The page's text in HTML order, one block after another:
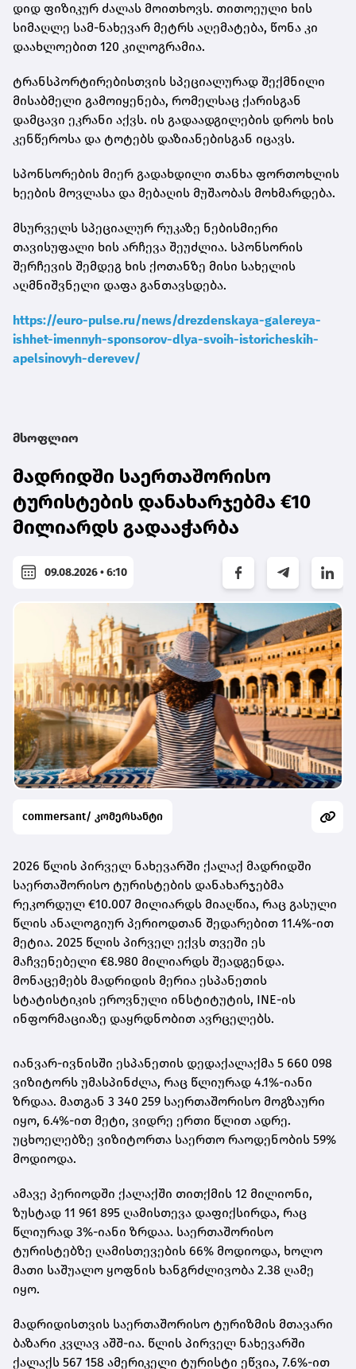
დიდ ფიზიკურ ძალას მოითხოვს. თითოეული ხის
სიმაღლე სამ-ნახევარ მეტრს აღემატება, წონა კი
დაახლოებით 120 კილოგრამია.
ტრანსპორტირებისთვის სპეციალურად შექმნილი
მისაბმელი გამოიყენება, რომელსაც ქარისგან
დამცავი ეკრანი აქვს. ის გადაადგილების დროს ხის
კენწეროსა და ტოტებს დაზიანებისგან იცავს.
სპონსორების მიერ გადახდილი თანხა ფორთოხლის
ხეების მოვლასა და მებაღის მუშაობას მოხმარდება.
მსურველს სპეციალურ რუკაზე ნებისმიერი
თავისუფალი ხის არჩევა შეუძლია. სპონსორის
შერჩევის შემდეგ ხის ქოთანზე მისი სახელის
აღმნიშვნელი დაფა განთავსდება.
https://euro-pulse.ru/news/drezdenskaya-galereya-
ishhet-imennyh-sponsorov-dlya-svoih-istoricheskih-
apelsinovyh-derevev/
მსოფლიო
მადრიდში საერთაშორისო
ტურისტების დანახარჯებმა €10
მილიარდს გადააჭარბა
09.08.2026 • 6:10
commersant/ კომერსანტი
2026 წლის პირველ ნახევარში ქალაქ მადრიდში
საერთაშორისო ტურისტების დანახარჯებმა
რეკორდულ €10.007 მილიარდს მიაღწია, რაც გასული
წლის ანალოგიურ პერიოდთან შედარებით 11.4%-ით
მეტია. 2025 წლის პირველ ექვს თვეში ეს
მაჩვენებელი €8.980 მილიარდს შეადგენდა.
მონაცემებს მადრიდის მერია ესპანეთის
სტატისტიკის ეროვნული ინსტიტუტის, INE-ის
ინფორმაციაზე დაყრდნობით ავრცელებს.
იანვარ-ივნისში ესპანეთის დედაქალაქმა 5 660 098
ვიზიტორს უმასპინძლა, რაც წლიურად 4.1%-იანი
ზრდაა. მათგან 3 340 259 საერთაშორისო მოგზაური
იყო, 6.4%-ით მეტი, ვიდრე ერთი წლით ადრე.
უცხოელებზე ვიზიტორთა საერთო რაოდენობის 59%
მოდიოდა.
ამავე პერიოდში ქალაქში თითქმის 12 მილიონი,
ზუსტად 11 961 895 ღამისთევა დაფიქსირდა, რაც
წლიურად 3%-იანი ზრდაა. საერთაშორისო
ტურისტებზე ღამისთევების 66% მოდიოდა, ხოლო
მათი საშუალო ყოფნის ხანგრძლივობა 2.38 ღამე
იყო.
მადრიდისთვის საერთაშორისო ტურიზმის მთავარი
ბაზარი კვლავ აშშ-ია. წლის პირველ ნახევარში
ქალაქს 567 158 ამერიკელი ტურისტი ეწვია, 7.6%-ით